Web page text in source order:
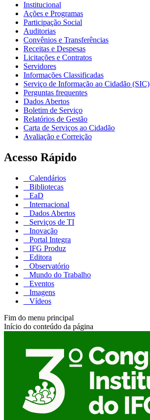
Institucional
Ações e Programas
Participação Social
Auditorias
Convênios e Transferências
Receitas e Despesas
Licitações e Contratos
Servidores
Informações Classificadas
Serviço de Informação ao Cidadão (SIC)
Perguntas frequentes
Dados Abertos
Boletim de Serviço
Relatórios de Gestão
Carta de Serviços ao Cidadão
Avaliação e Correição
Acesso Rápido
Calendários
Bibliotecas
EaD
Internacional
Dados Abertos
Serviços de TI
Inovação
Portal Integra
IFG Produz
Editora
Observatório
Mundo do Trabalho
Eventos
Imagens
Vídeos
Fim do menu principal
Início do conteúdo da página